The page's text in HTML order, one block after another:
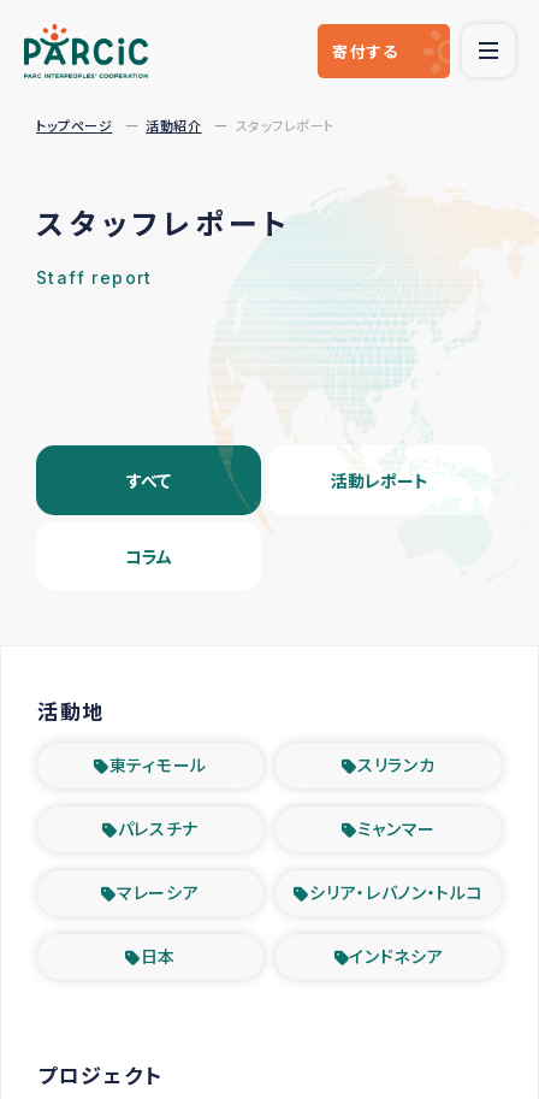
寄付する
トップページ 活動紹介 スタッフレポート
スタッフレポート
Staff report
すべて 活動レポート
コラム
活動地
東ティモール スリランカ
パレスチナ ミャンマー
マレーシア シリア・レバノン・トルコ
日本 インドネシア
プロジェクト